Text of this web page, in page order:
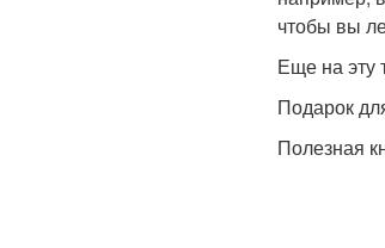
чтобы вы
Еще на эту
Подарок
Полезная